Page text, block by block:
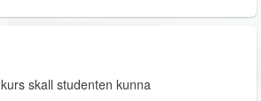
skall studenten kunna